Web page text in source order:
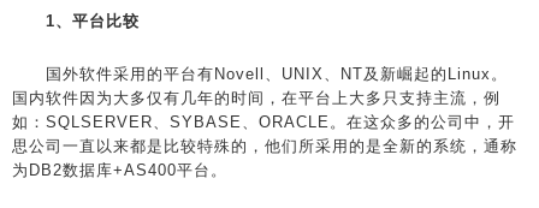
1、平台比较
国外软件采用的平台有Novell、UNIX、NT及新崛起的Linux。
国内软件因为大多仅有几年的时间，在平台上大多只支持主流，例
如：SQLSERVER、SYBASE、ORACLE。在这众多的公司中，开
思公司一直以来都是比较特殊的，他们所采用的是全新的系统，通称
为DB2数据库+AS400平台。